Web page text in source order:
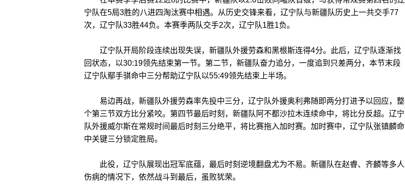
宁队在5局3胜的八进四淘汰赛中相遇。从历史交锋来看，辽宁队与新疆队历史上一共交手77
次，辽宁队33胜44负。本赛季两队交手2次，辽宁队1胜1负。
辽宁队开局阶段连续出现失误，新疆队外援劳森和黑根斯连得4分。此后，辽宁队逐渐找
回状态，以30:19领先结束第一节。第二节，新疆队奋力追分，一度追到只差两分，本节末段
辽宁队鄢手骐命中三分帮助辽宁队以55:49领先结束上半场。
易边再战，新疆队外援劳森率先投中三分，辽宁队外援奥利弗随即两分打进予以回应，整
个第三节双方比分紧咬。第四节最后时刻，新疆队阿不都沙拉木连续命中，将比分反超。辽宁
队外援威尔斯在常规时间最后时刻三分绝平，将比赛拖入加时赛。加时赛中，辽宁队张镇麟命
中关键三分锁定胜局。
此役，辽宁队展现出冠军底蕴，最后时刻逆境翻盘尤为不易。新疆队在赵睿、齐麟等多人
伤病的情况下，依然战斗到最后，虽败犹荣。